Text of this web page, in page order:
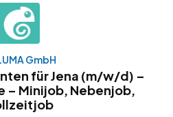
GmbH
für Jena (m/w/d) –
– Minijob, Nebenjob,